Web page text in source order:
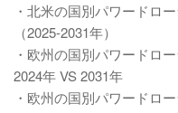
・北米の国別パワードロ
（2025-2031年）
・欧州の国別パワードロ
2024年 VS 2031年
・欧州の国別パワードロ